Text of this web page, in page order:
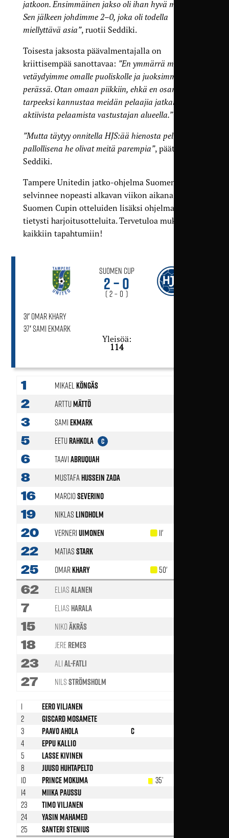
jatkoon. Ensimmäinen jakso oli ihan hyvä meiltä.
Sen jälkeen johdimme 2–0, joka oli todella
miellyttävä asia”, ruotii Seddiki.
Toisesta jaksosta päävalmentajalla on
kriittisempää sanottavaa: ”En ymmärrä miksi
vetäydyimme omalle puoliskolle ja juoksimme pallon
perässä. Otan omaan piikkiin, ehkä en osannut
tarpeeksi kannustaa meidän pelaajia jatkamaan
aktiivista pelaamista vastustajan alueella.”
”Mutta täytyy onnitella HJS:ää hienosta pelistä,
pallollisena he olivat meitä parempia”, päättää
Seddiki.
Tampere Unitedin jatko-ohjelma Suomen Cupissa
selvinnee nopeasti alkavan viikon aikana.
Suomen Cupin otteluiden lisäksi ohjelmassa on
tietysti harjoitusotteluita. Tervetuloa mukaan
kaikkiin tapahtumiin!
Suomen Cup
2 – 0
( 2 – 0 )
31′ Omar Khary
37′ Sami Ekmark
Yleisöä:
114
1 MikaelKöngäs
2 ArttuMättö
3 SamiEkmark
5 EetuRahkola C
6 TaaviAbruquah
8 MustafaHussein Zada
16 MarcioSeverino
19 NiklasLindholm
20 VerneriUimonen 11'
22 MatiasStark
25 OmarKhary 50'
62 EliasAlanen
7 EliasHarala
15 NikoÄkräs
18 JereRemes
23 AliAl-Fatli
27 NilsStrömsholm
1 Eero Viljanen
2 Giscard Mosamete
3
Paavo Ahola C
4 Eppu Kallio
5 Lasse Kivinen
8 Juuso Huhtapelto
10 Prince Mokuma
35’
14
Miika Paussu
23
Timo Viljanen
24 Yasin Mahamed
25
Santeri Stenius